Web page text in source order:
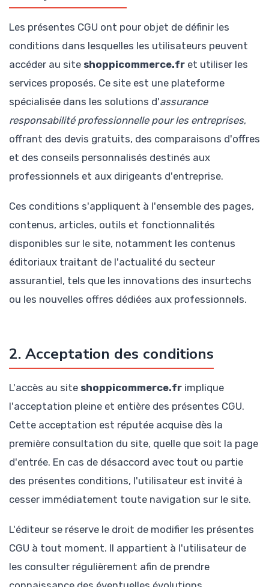
Les présentes CGU ont pour objet de définir les
conditions dans lesquelles les utilisateurs peuvent
accéder au site shoppicommerce.fr et utiliser les
services proposés. Ce site est une plateforme
spécialisée dans les solutions d'assurance
responsabilité professionnelle pour les entreprises,
offrant des devis gratuits, des comparaisons d'offres
et des conseils personnalisés destinés aux
professionnels et aux dirigeants d'entreprise.
Ces conditions s'appliquent à l'ensemble des pages,
contenus, articles, outils et fonctionnalités
disponibles sur le site, notamment les contenus
éditoriaux traitant de l'actualité du secteur
assurantiel, tels que les innovations des insurtechs
ou les nouvelles offres dédiées aux professionnels.
2. Acceptation des conditions
L'accès au site shoppicommerce.fr implique
l'acceptation pleine et entière des présentes CGU.
Cette acceptation est réputée acquise dès la
première consultation du site, quelle que soit la page
d'entrée. En cas de désaccord avec tout ou partie
des présentes conditions, l'utilisateur est invité à
cesser immédiatement toute navigation sur le site.
L'éditeur se réserve le droit de modifier les présentes
CGU à tout moment. Il appartient à l'utilisateur de
les consulter régulièrement afin de prendre